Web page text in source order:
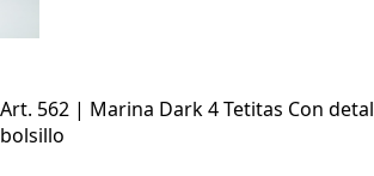
Art. 562 | Marina Dark 4 Tetitas Con
bolsillo